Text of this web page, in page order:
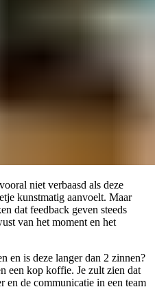
niet verbaasd als deze
kunstmatig aanvoelt. Maar
dat feedback geven steeds
van het moment en het
en is deze langer dan 2 zinnen?
een kop koffie. Je zult zien dat
en de communicatie in een team